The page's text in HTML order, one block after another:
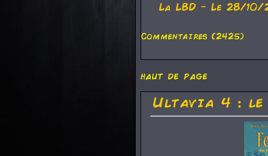
La LBD - Le 28/10/
Commentaires (2425)
haut de page
Ultavia 4 :